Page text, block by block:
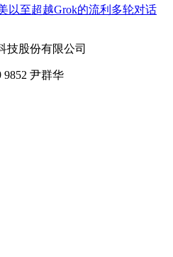
以至超越Grok的流利多轮对话
9852 尹群华